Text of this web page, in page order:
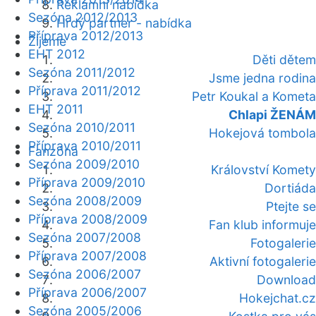
Reklamní nabídka
Hrdý partner - nabídka
Žijeme
Děti dětem
Jsme jedna rodina
Petr Koukal a Kometa
Chlapi ŽENÁM
Hokejová tombola
Fanzóna
Království Komety
Dortiáda
Ptejte se
Fan klub informuje
Fotogalerie
Aktivní fotogalerie
Download
Hokejchat.cz
Sezóna 2012/2013
Příprava 2012/2013
EHT 2012
Sezóna 2011/2012
Příprava 2011/2012
EHT 2011
Sezóna 2010/2011
Příprava 2010/2011
Sezóna 2009/2010
Příprava 2009/2010
Sezóna 2008/2009
Příprava 2008/2009
Sezóna 2007/2008
Příprava 2007/2008
Sezóna 2006/2007
Příprava 2006/2007
Sezóna 2005/2006